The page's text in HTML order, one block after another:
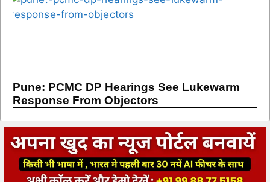
बड़ी खबर राज्य राष्ट्रीय अंतर्राष्ट्रीय क्राइम राजनीति
मनोरंजन